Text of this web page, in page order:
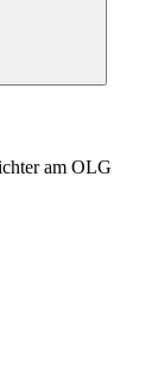
am OLG